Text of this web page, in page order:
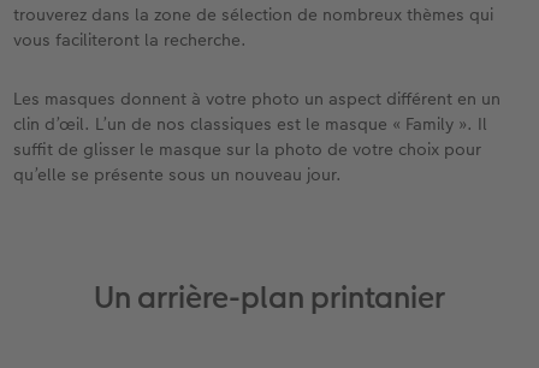
trouverez dans la zone de sélection de nombreux thèmes qui
vous faciliteront la recherche.
Les masques donnent à votre photo un aspect différent en un
clin d’œil. L’un de nos classiques est le masque « Family ». Il
suffit de glisser le masque sur la photo de votre choix pour
qu’elle se présente sous un nouveau jour.
Un arrière-plan printanier